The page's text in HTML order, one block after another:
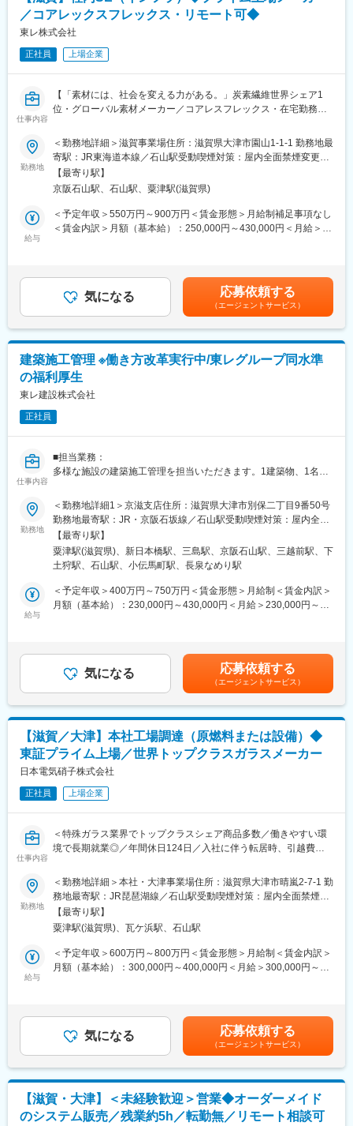
変更の範囲：会社の定める業務
高単価の案件が多いことから、社員一人当たりが担当する案件数
が他社様と比較して少なく、1件1件丁寧に現場施工管理を行い、
高品質でお客様に満足して頂けるものを思う存分に発揮して頂け
ます。
それと同時に「理想の働きやすい会社づくり」を進めていき、若
手の採用・教育にも注力していきたいと考えております。
少しでもご興味があれば、ご応募をお待ちしております。
■当社について：
管理で信頼をいただいている滋賀県大津市の老舗建設会社です。
・全従業員が仕事にやりがいを感じ、充実した家庭／地域生活を
送れるような環境作りにも力を入れています。
／コアレックスフレックス・リモート可◆
東レ株式会社
正社員 上場企業
仕事内容
【「素材には、社会を変える力がある。」炭素繊維世界シェア1
位・グローバル素材メーカー／コアレスフレックス・在宅勤務可
◆職務内容
国内外東レグループ関係会社が利用する以下対象業務に代表され
るITインフラの強化・刷新・維持に関わる企画・設計・構築・運
用、および情報セキュリティに代表される、ITインフラに関わる
東レグループ内のガバナンス強化に関する業務をご担当頂きま
す。
・データ分析基盤
・ネットワーク基盤
ム会社となる「株式会社東レシステムセンター（TSC）」への出
向となります。※経験に応じて一部東レ本体システム部門の可能性
もございます。
・東レ100％出資、100％東レ出向者からなる260名規模の組織で
す。
・東レ本体の情報システム部門（約20名※工場まで合わせると約
60名）と連携して、上流工程（要件定義）からTSCが入ってシス
テムを構築します。
・役割の違いとしては東レ本体の情報システム部門でシステム導
入の可否検討や、予算の検討を行い、システム導入の決定後、実
東レの社内SEとして中途入社をいただく際、TSC配属となること
が多く、ここで先ずは実務・実装の経験を積んでいただくことが
一般的です。
◆魅力
励み、創業時の『繊維事業』に加えて、『機能化製品事業（フィ
ルム、ケミカル、樹脂、さらには電子情報材料）』、『炭素繊維
・性別によらない処遇制度の確立、育児休職制度のいち早い導入
など、日本企業の先陣を切って働きやすい制度整備を進めてきま
した。コアレスフレックス、リモートワーク他、仕事と家庭の両
立支援についての制度（産前産後休暇・育児休職・産後パパ育
休・介護休職・再就業希望社員登録制度・新幹線（特急通勤）制
度・配偶者海外転勤同行休職制度など）も充実。
変更の範囲：会社の定める業務
勤務地
＜勤務地詳細＞滋賀事業場住所：滋賀県大津市園山1-1-1 勤務地最
寄駅：JR東海道本線／石山駅受動喫煙対策：屋内全面禁煙変更の
範囲：会社の定める事業所（リモートワーク含む）
【最寄り駅】
京阪石山駅、石山駅、粟津駅(滋賀県)
給与
＜予定年収＞550万円～900万円＜賃金形態＞月給制補足事項なし
＜賃金内訳＞月額（基本給）：250,000円～430,000円＜月給＞
額であり、選考を通じて上下する可能性があります。月給(月額)は
固定手当を含めた表記です。
気になる 応募依頼する
（エージェントサービス）
建築施工管理 ※働き方改革実行中/東レグループ同水準
の福利厚生
東レ建設株式会社
正社員
仕事内容
■担当業務：
多様な施設の建築施工管理を担当いただきます。1建築物、1名担
す。※担当エリアは大阪、京都、兵庫がメインです。マンションが
多く、電車の沿線上の開発が多いです。
◆案件内容（用途）◆共同住宅（公営住宅や、自社開発物件を含
む分譲マンション）オフィスビル、福祉・公共施設、医療・研究
所などの新築・建替え・改修修事をお任せします。（担当する案
件は、新築と修繕で大まかにチームを分けています）
◆案件規模◆新築工事は5億円～20億円。工期は1年～2年程度
（工期5年の大規模なものもあります）改修修事の場合は5000万
案件規模が大中小様々のため、早期に現場所長にチャレンジでき
る環境が整っています。
■働き方改革について：メーカーが母体のため、いわゆる「ゼネコ
する施工業者を入札における加点対象とする官公庁が広がってお
り、作業現場の「土曜閉所」が業界全体で推奨されています。当
社でも、月1回の土曜日をを全員休暇とする「一斉閉所日（土
曜）」としたり、土曜出勤交代制による連休取得を推進したり
と、制度面の環境整備を推し進めています。
（2）作業時間が減る分、作業現場の負担にならないように効率化
施工の工夫も重ねています。たとえば、図面のデジタル化とiPad
の導入は、設計変更時の施施ミス・手戻りの減少や、現場事務所
と作業現場とを行き来する回数の減少につながり、導入前後で
「仕事の効率が1割は上がった」と話す社員もいます。自社の技術
ですが施工図作成など一部の業務を外部の協力会社へアウトソー
スする取組みも行っています。 東レ建設では、一人の社員だけに
業務を集中させないという考えで、今後も取り組みを継続してい
きます。
（ディベロッパー）を併せ持ちます。そのためリーマンショック
時を含む直近23年間連続で黒字経営です。
勤務地
＜勤務地詳細1＞京滋支店住所：滋賀県大津市別保二丁目9番50号
勤務地最寄駅：JR・京阪石坂線／石山駅受動喫煙対策：屋内全面
禁煙＜勤務地詳細2＞東京本店住所：東京都中央区日本橋本町一丁
目6番5号 ツカモトビル9階勤務地最寄駅：東京メトロ線／三越前
駅受動喫煙対策：屋内全面禁煙＜勤務地詳細3＞三島出張所住所：
屋内全面禁煙変更の範囲：会社の定める事業所
【最寄り駅】
粟津駅(滋賀県)、新日本橋駅、三島駅、京阪石山駅、三越前駅、下
土狩駅、石山駅、小伝馬町駅、長泉なめり駅
給与
＜予定年収＞400万円～750万円＜賃金形態＞月給制＜賃金内訳＞
月額（基本給）：230,000円～430,000円＜月給＞230,000円～
／作業所長／建築施工管理技士1級）年収850万円（40歳／工事長
／建築施工管理技士1級）記載金額は選考を通じて上下する可能性
があります。月給(月額)は固定手当を含みます。
気になる 応募依頼する
（エージェントサービス）
【滋賀／大津】本社工場調達（原燃料または設備）◆
東証プライム上場／世界トップクラスガラスメーカー
日本電気硝子株式会社
正社員 上場企業
仕事内容
＜特殊ガラス業界でトップクラスシェア商品多数／働きやすい環
境で長期就業◎／年間休日124日／入社に伴う転居時、引越費用
■業務概要：
ガラス製品の原材料、エネルギー他の生産資材、特殊ガラスを製
造するための製造設備、環境・ユーティリティー設備等の調達業
務全般を担当いただきま
の幅広い品目の調達を担当し、グローバルな舞台で幅広い事業に
関わることが可能です。
◇納期管理、輸送手配など、発注から納品までのフォローを含む
工場資材業務
◇法令対応、サスティナビリティ対応（取適法や法令改正への対
勤務地
＜勤務地詳細＞本社・大津事業場住所：滋賀県大津市晴嵐2-7-1 勤
務地最寄駅：JR琵琶湖線／石山駅受動喫煙対策：屋内全面禁煙変
更の範囲：本社及び全ての事業場、営業所、国内・海外関連子会
社、在宅勤務を行う場所
【最寄り駅】
粟津駅(滋賀県)、瓦ケ浜駅、石山駅
給与
＜予定年収＞600万円～800万円＜賃金形態＞月給制＜賃金内訳＞
月額（基本給）：300,000円～400,000円＜月給＞300,000円～
定に基づく）■賞与：年2回（6月、12月）賃金はあくまでも目安
の金額であり、選考を通じて上下する可能性があります。月給(月
額)は固定手当を含めた表記です。
気になる 応募依頼する
（エージェントサービス）
【滋賀・大津】＜未経験歓迎＞営業◆オーダーメイド
のシステム販売／残業約5h／転勤無／リモート相談可